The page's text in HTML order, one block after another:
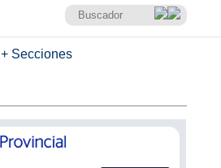
+ Secciones